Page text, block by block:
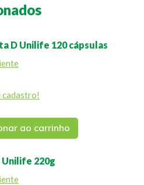
D Unilife 120 cápsulas
cadastro!
ao carrinho
220g